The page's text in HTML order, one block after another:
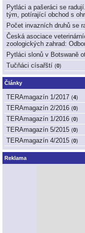
Pytláci a pašeráci se
tým, potírající obchod s
Počet invazních druhů se
Česká asociace
zoologických zahrad:
Pytláci slonů v Botswaně
Tučňáci císařští (0)
Články
TERAmagazín 1/2017 (4)
TERAmagazín 2/2016 (0)
TERAmagazín 1/2016 (0)
TERAmagazín 5/2015 (0)
TERAmagazín 4/2015 (0)
Reklama